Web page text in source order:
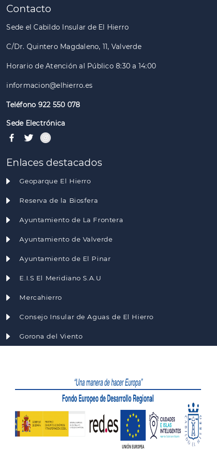
Contacto
Sede el Cabildo Insular de El Hierro
C/Dr. Quintero Magdaleno, 11, Valverde
Horario de Atención al Público 8:30 a 14:00
informacion@elhierro.es
Teléfono 922 550 078
Sede Electrónica
Enlaces destacados
Geoparque El Hierro
Reserva de la Biosfera
Ayuntamiento de La Frontera
Ayuntamiento de Valverde
Ayuntamiento de El Pinar
E.I.S El Meridiano S.A.U
Mercahierro
Consejo Insular de Aguas de El Hierro
Gorona del Viento